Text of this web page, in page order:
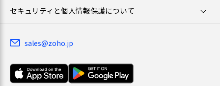
セキュリティと個人情報保護について
sales@zoho.jp